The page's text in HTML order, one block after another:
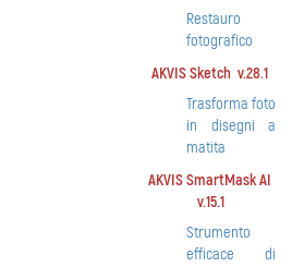
Restauro
fotografico
AKVIS Sketch v.28.1
Trasforma foto
in disegni a
matita
AKVIS SmartMask AI
v.15.1
Strumento
efficace di